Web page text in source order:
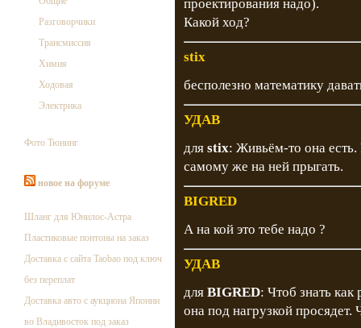
Разговорчики
Трансмиссия
Химия
Ходовая
Электрика
Фото Тюнинг
новое на форуме
Шланг для Юнилос-Астра
Пластиковые понтоны на заказ
Доставка с сайта Taobao под ключ
без переплат
Доставка авто с аукциона Японии
во Владивосток под заказ
проектирования надо).
Какой ход?
stix
бесполезно математику
УДАВ
для stix: Живьём-то она есть.
самому же на ней прыгать.
BIGRED
А на кой это тебе надо ?
УДАВ
для BIGRED: Чтоб знать как
она под нагрузкой просядет.